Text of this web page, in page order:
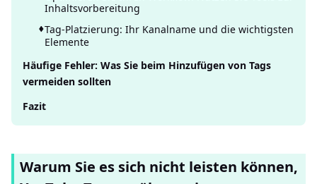
Inhaltsvorbereitung
Tag-Platzierung: Ihr Kanalname und die wichtigsten
Elemente
Häufige Fehler: Was Sie beim Hinzufügen von Tags
vermeiden sollten
Fazit
Warum Sie es sich nicht leisten können,